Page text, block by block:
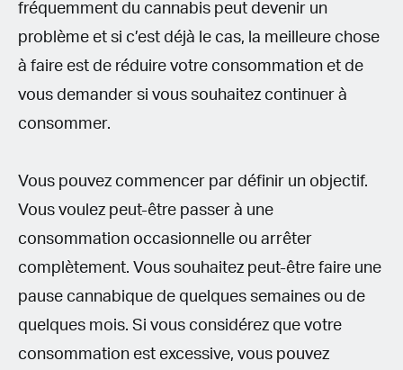
fréquemment du cannabis peut devenir un
problème et si c’est déjà le cas, la meilleure chose
à faire est de réduire votre consommation et de
vous demander si vous souhaitez continuer à
consommer.
Vous pouvez commencer par définir un objectif.
Vous voulez peut-être passer à une
consommation occasionnelle ou arrêter
complètement. Vous souhaitez peut-être faire une
pause cannabique de quelques semaines ou de
quelques mois. Si vous considérez que votre
consommation est excessive, vous pouvez